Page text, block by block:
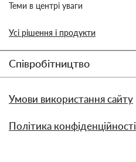
Теми в центрі уваги
Усі рішення і продукти
Співробітництво
Умови використання сайту
Політика конфіденційності